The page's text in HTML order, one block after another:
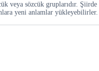
veya sözcük gruplarıdır.
yeni anlamlar yükleyebilirler.